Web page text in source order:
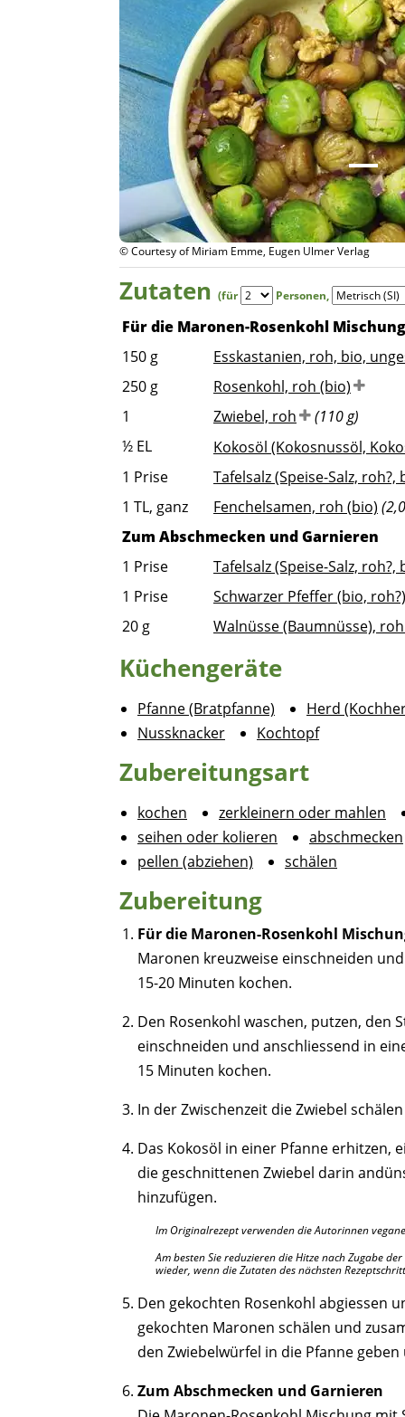
© Courtesy of Miriam Emme, Eugen Ulmer Verlag
Zutaten (für Personen,
Für die Maronen-Rosenkohl Mischung
150 g
Esskastanien, roh, bio,
250 g
Rosenkohl, roh (bio)
1
Zwiebel, roh
(110 g)
½ EL Kokosöl (Kokosnussöl,
1 Prise Tafelsalz (Speise-Salz, roh?,
1 TL, ganz Fenchelsamen, roh (bio)
Zum Abschmecken und Garnieren
1 Prise Tafelsalz (Speise-Salz, roh?,
1 Prise Schwarzer Pfeffer (bio, roh?)
20 g Walnüsse (Baumnüsse),
Küchengeräte
Pfanne (Bratpfanne)
Herd
Nussknacker
Kochtopf
Zubereitungsart
kochen zerkleinern oder mahlen
seihen oder kolieren
abschmecken
pellen (abziehen)
schälen
Zubereitung
Für die Maronen-Rosenkohl
Maronen kreuzweise einschneiden
15-20 Minuten kochen.
Den Rosenkohl waschen, putzen, den
einschneiden und anschliessend in
15 Minuten kochen.
In der Zwischenzeit die Zwiebel
Das Kokosöl in einer Pfanne erhitzen,
die geschnittenen Zwiebel darin
hinzufügen.
Im Originalrezept verwenden die Autorinnen
Am besten Sie reduzieren die Hitze nach Zugabe
wieder, wenn die Zutaten des nächsten
Den gekochten Rosenkohl abgiessen
gekochten Maronen schälen und
den Zwiebelwürfel in die Pfanne
Zum Abschmecken und Garnieren